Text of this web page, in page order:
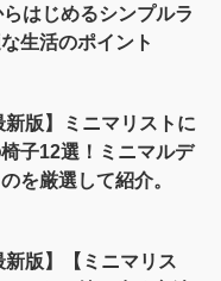
らはじめるシンプルラ
生活のポイント
新版】ミニマリストに
子12選！ミニマルデ
を厳選して紹介。
新版】【ミニマリス